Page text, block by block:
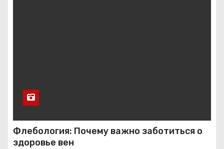
Флебология: Почему важно заботиться о
здоровье вен